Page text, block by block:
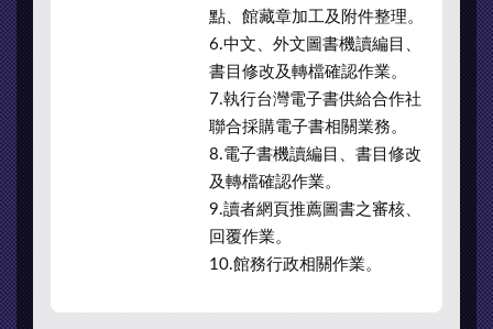
點、館藏章加工及附件整理。
6.中文、外文圖書機讀編目、
書目修改及轉檔確認作業。
7.執行台灣電子書供給合作社
聯合採購電子書相關業務。
8.電子書機讀編目、書目修改
及轉檔確認作業。
9.讀者網頁推薦圖書之審核、
回覆作業。
10.館務行政相關作業。